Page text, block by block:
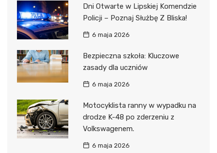
Dni Otwarte w Lipskiej Komendzie
Policji – Poznaj Służbę Z Bliska!
6 maja 2026
Bezpieczna szkoła: Kluczowe
zasady dla uczniów
6 maja 2026
Motocyklista ranny w wypadku na
drodze K-48 po zderzeniu z
Volkswagenem.
6 maja 2026